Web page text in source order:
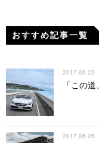
おすすめ記事一覧
2017.06.23
「この
2017.06.26